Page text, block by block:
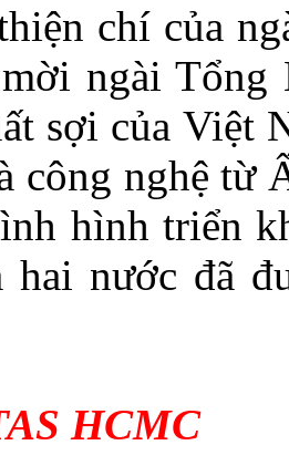
chí của
ngài Tổng
sợi của Việt
công nghệ từ
hình triển
hai nước đã
HCMC